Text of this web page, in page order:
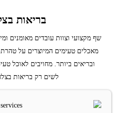
בריאות
שף מקצועי וצוות עובדים מאומנים
מאכלים טעימים המיוצרים על טהרת
ובריאים ביותר. מחויבים לאוכל
לשים רק בריאות